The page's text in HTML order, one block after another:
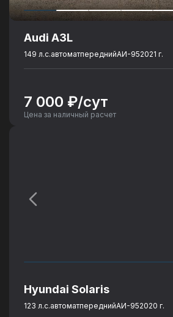
Audi A3L
149 л.с.автоматпереднийАИ-952021 г.
7 000 ₽/сут
Цена за наличный расчет
Hyundai Solaris
123 л.с.автоматпереднийАИ-952020 г.